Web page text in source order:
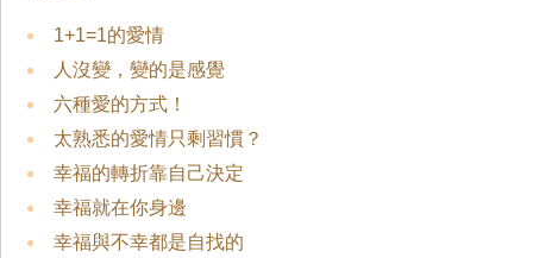
1+1=1的愛情
人沒變，變的是感覺
六種愛的方式！
太熟悉的愛情只剩習慣？
幸福的轉折靠自己決定
幸福就在你身邊
幸福與不幸都是自找的